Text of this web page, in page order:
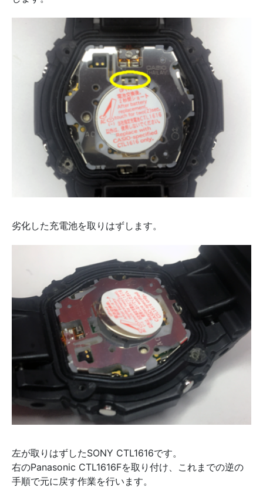
劣化した充電池を取りはずします。
左が取りはずしたSONY CTL1616です。
右のPanasonic CTL1616Fを取り付け、これまでの逆の
手順で元に戻す作業を行います。